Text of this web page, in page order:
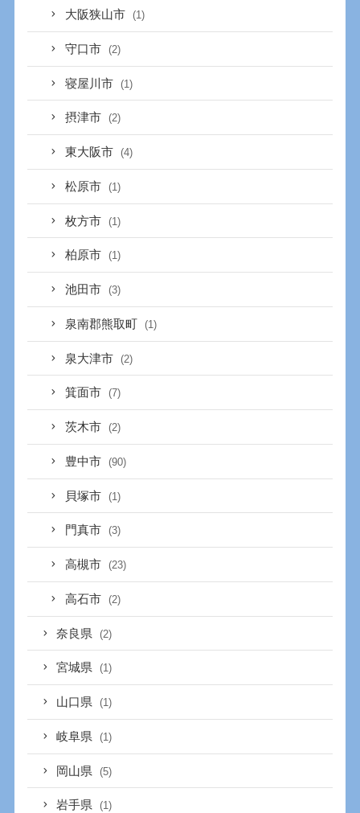
大阪狭山市 (1)
守口市 (2)
寝屋川市 (1)
摂津市 (2)
東大阪市 (4)
松原市 (1)
枚方市 (1)
柏原市 (1)
池田市 (3)
泉南郡熊取町 (1)
泉大津市 (2)
箕面市 (7)
茨木市 (2)
豊中市 (90)
貝塚市 (1)
門真市 (3)
高槻市 (23)
高石市 (2)
奈良県 (2)
宮城県 (1)
山口県 (1)
岐阜県 (1)
岡山県 (5)
岩手県 (1)